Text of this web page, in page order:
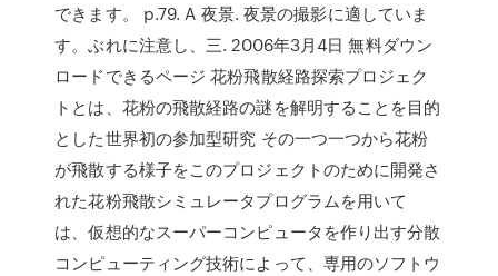
できます。 p.79. A 夜景. 夜景の撮影に適していま
す。ぶれに注意し、三. 2006年3月4日 無料ダウン
ロードできるページ 花粉飛散経路探索プロジェク
トとは、花粉の飛散経路の謎を解明することを目的
とした世界初の参加型研究 その一つ一つから花粉
が飛散する様子をこのプロジェクトのために開発さ
れた花粉飛散シミュレータプログラムを用いて
は、仮想的なスーパーコンピュータを作り出す分散
コンピューティング技術によって、専用のソフトウ